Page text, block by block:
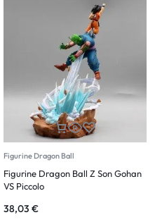
Figurine Dragon Ball
Figurine Dragon Ball Z Son Gohan
VS Piccolo
38,03 €